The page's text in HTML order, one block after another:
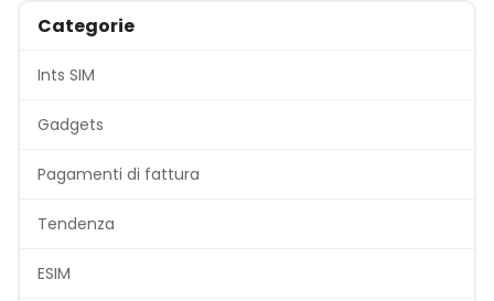
Categorie
Ints SIM
Gadgets
Pagamenti di fattura
Tendenza
ESIM